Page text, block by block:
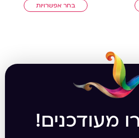
בחר אפשרויות
מעודכנים!